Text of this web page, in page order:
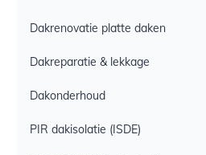
Dakrenovatie platte daken
Dakreparatie & lekkage
Dakonderhoud
PIR dakisolatie (ISDE)